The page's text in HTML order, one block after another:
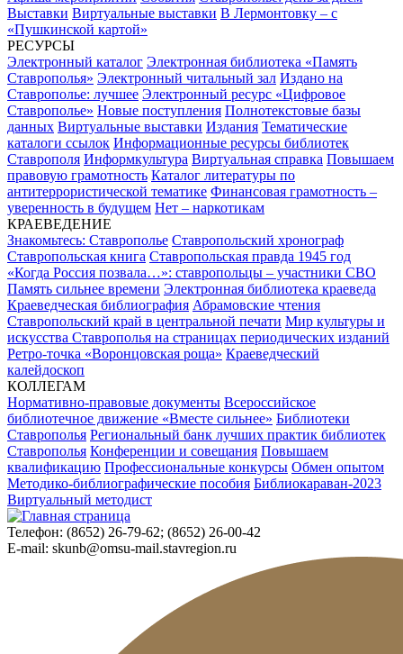
Выставки Виртуальные выставки В Лермонтовку – с
«Пушкинской картой»
РЕСУРСЫ
Электронный каталог Электронная библиотека «Память
Ставрополья» Электронный читальный зал Издано на
Ставрополье: лучшее Электронный ресурс «Цифровое
Ставрополье» Новые поступления Полнотекстовые базы
данных Виртуальные выставки Издания Тематические
каталоги ссылок Информационные ресурсы библиотек
Ставрополя Информкультура Виртуальная справка Повышаем
правовую грамотность Каталог литературы по
антитеррористической тематике Финансовая грамотность –
уверенность в будущем Нет – наркотикам
КРАЕВЕДЕНИЕ
Знакомьтесь: Ставрополье Ставропольский хронограф
Ставропольская книга Ставропольская правда 1945 год
«Когда Россия позвала…»: ставропольцы – участники СВО
Память сильнее времени Электронная библиотека краеведа
Краеведческая библиография Абрамовские чтения
Ставропольский край в центральной печати Мир культуры и
искусства Ставрополья на страницах периодических изданий
Ретро-точка «Воронцовская роща» Краеведческий
калейдоскоп
КОЛЛЕГАМ
Нормативно-правовые документы Всероссийское
библиотечное движение «Вместе сильнее» Библиотеки
Ставрополья Региональный банк лучших практик библиотек
Ставрополья Конференции и совещания Повышаем
квалификацию Профессиональные конкурсы Обмен опытом
Методико-библиографические пособия Библиокараван-2023
Виртуальный методист
Телефон: (8652) 26-79-62; (8652) 26-00-42
E-mail: skunb@omsu-mail.stavregion.ru